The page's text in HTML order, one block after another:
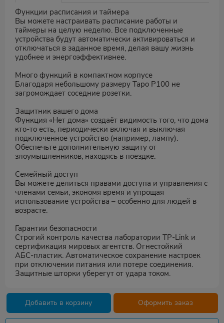
Функции расписания и таймера
Вы можете настраивать расписание работы и
таймеры на целую неделю. Все подключенные
устройства будут автоматически активироваться и
отключаться в заданное время, делая вашу жизнь
удобнее и энергоэффективнее.
Много функций в компактном корпусе
Благодаря небольшому размеру Tapo P100 не
загромождает соседние розетки.
Защитник вашего дома
Функция «Нет дома» создаёт видимость того, что дома
кто-то есть, периодически включая и выключая
подключенное устройство (например, лампу).
Обеспечьте дополнительную защиту от
злоумышленников, находясь в поездке.
Семейный доступ
Вы можете делиться правами доступа и управления с
членами семьи, экономя время и упрощая
использование устройства – особенно для людей в
возрасте.
Гарантии безопасности
Строгий контроль качества лаборатории TP‑Link и
сертификация мировых агентств. Огнестойкий
АБС‑пластик. Автоматическое сохранение настроек
при отключении питания или потере соединения.
Защитные шторки уберегут от удара током.
Добавить в корзину Оформить заказ